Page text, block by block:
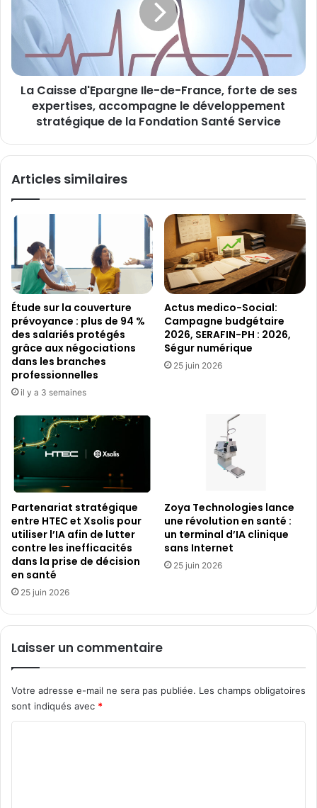
Alberti
tant
que
Healthcare.
France,
forte
ses
expertises,
accompagne
stratégique
la
La Caisse d'Epargne Ile-de-France, forte de ses
expertises, accompagne le développement
stratégique de la Fondation Santé Service
Articles similaires
Étude sur la couverture
prévoyance : plus de 94 %
des salariés protégés
grâce aux négociations
dans les branches
professionnelles
il y a 3 semaines
Actus medico-Social:
Campagne budgétaire
2026, SERAFIN-PH : 2026,
Ségur numérique
25 juin 2026
Partenariat stratégique
entre HTEC et Xsolis pour
utiliser l’IA afin de lutter
contre les inefficacités
dans la prise de décision
en santé
25 juin 2026
Zoya Technologies lance
une révolution en santé :
un terminal d’IA clinique
sans Internet
25 juin 2026
Laisser un commentaire
Votre adresse e-mail ne sera pas publiée. Les champs obligatoires
sont indiqués avec *